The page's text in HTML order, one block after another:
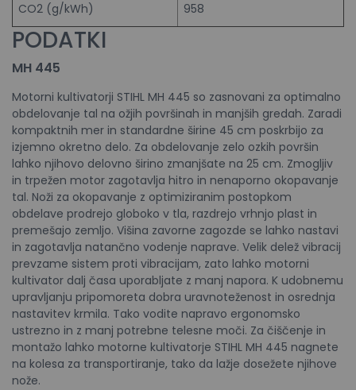
CO2 (g/kWh) 958
PODATKI
MH 445
Motorni kultivatorji STIHL MH 445 so zasnovani za optimalno
obdelovanje tal na ožjih površinah in manjših gredah. Zaradi
kompaktnih mer in standardne širine 45 cm poskrbijo za
izjemno okretno delo. Za obdelovanje zelo ozkih površin
lahko njihovo delovno širino zmanjšate na 25 cm. Zmogljiv
in trpežen motor zagotavlja hitro in nenaporno okopavanje
tal. Noži za okopavanje z optimiziranim postopkom
obdelave prodrejo globoko v tla, razdrejo vrhnjo plast in
premešajo zemljo. Višina zavorne zagozde se lahko nastavi
in zagotavlja natančno vodenje naprave. Velik delež vibracij
prevzame sistem proti vibracijam, zato lahko motorni
kultivator dalj časa uporabljate z manj napora. K udobnemu
upravljanju pripomoreta dobra uravnoteženost in osrednja
nastavitev krmila. Tako vodite napravo ergonomsko
ustrezno in z manj potrebne telesne moči. Za čiščenje in
montažo lahko motorne kultivatorje STIHL MH 445 nagnete
na kolesa za transportiranje, tako da lažje dosežete njihove
nože.